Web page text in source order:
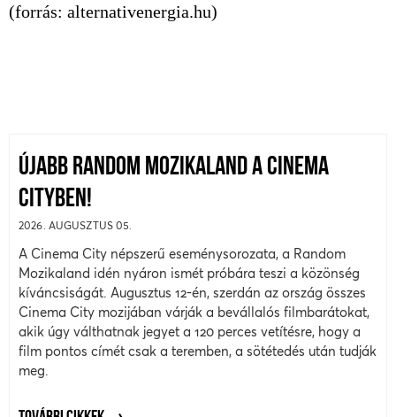
(forrás: alternativenergia.hu)
ÚJABB RANDOM MOZIKALAND A CINEMA
CITYBEN!
2026. AUGUSZTUS 05.
A Cinema City népszerű eseménysorozata, a Random
Mozikaland idén nyáron ismét próbára teszi a közönség
kíváncsiságát. Augusztus 12-én, szerdán az ország összes
Cinema City mozijában várják a bevállalós filmbarátokat,
akik úgy válthatnak jegyet a 120 perces vetítésre, hogy a
film pontos címét csak a teremben, a sötétedés után tudják
meg.